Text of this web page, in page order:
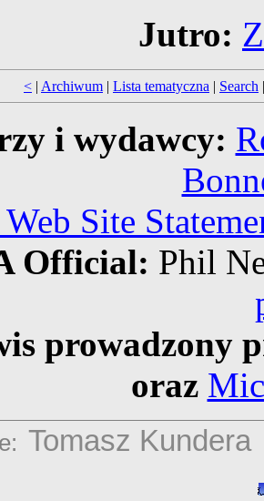
Jutro:
< | Archiwum | Lista tematyczna | Search
i wydawcy:
Site
Official: Phil
prowadzony
oraz
Tomasz Kundera